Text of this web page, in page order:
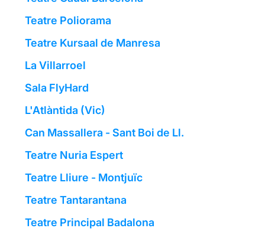
Teatre Poliorama
Teatre Kursaal de Manresa
La Villarroel
Sala FlyHard
L'Atlàntida (Vic)
Can Massallera - Sant Boi de Ll.
Teatre Nuria Espert
Teatre Lliure - Montjuïc
Teatre Tantarantana
Teatre Principal Badalona